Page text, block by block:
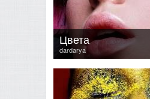
dardarya
Цвета